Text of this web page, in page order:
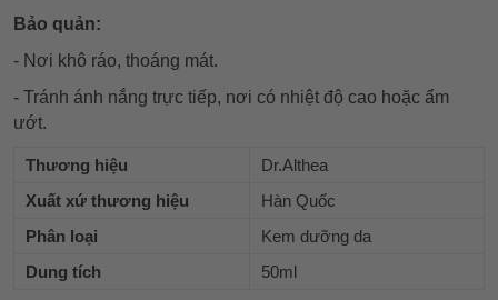
Bảo quản:
- Nơi khô ráo, thoáng mát.
- Tránh ánh nắng trực tiếp, nơi có nhiệt độ cao hoặc ẩm
ướt.
Thương hiệu
Dr.Althea
Xuất xứ thương hiệu
Hàn Quốc
Phân loại
Kem dưỡng da
Dung tích
50ml